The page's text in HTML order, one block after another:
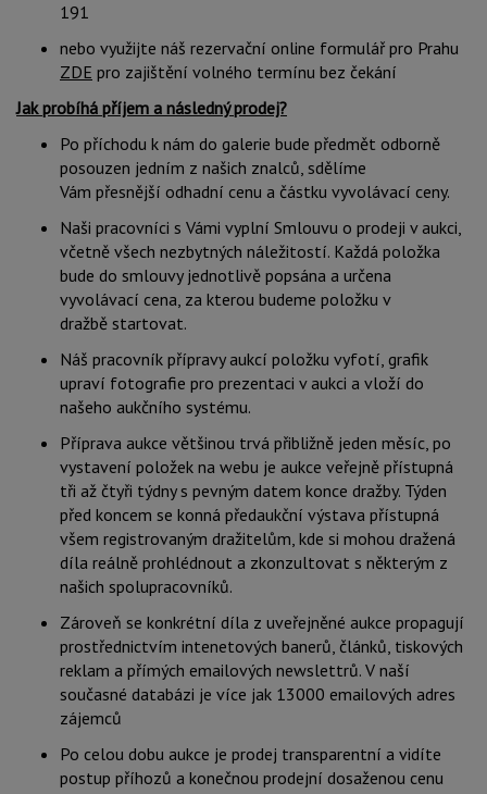
191
nebo využijte náš rezervační online formulář pro Prahu
ZDE pro zajištění volného termínu bez čekání
Jak probíhá příjem a následný prodej?
Po příchodu k nám do galerie bude předmět odborně
posouzen jedním z našich znalců, sdělíme
Vám přesnější odhadní cenu a částku vyvolávací ceny.
Naši pracovníci s Vámi vyplní Smlouvu o prodeji v aukci,
včetně všech nezbytných náležitostí. Každá položka
bude do smlouvy jednotlivě popsána a určena
vyvolávací cena, za kterou budeme položku v
dražbě startovat.
Náš pracovník přípravy aukcí položku vyfotí, grafik
upraví fotografie pro prezentaci v aukci a vloží do
našeho aukčního systému.
Příprava aukce většinou trvá přibližně jeden měsíc, po
vystavení položek na webu je aukce veřejně přístupná
tři až čtyři týdny s pevným datem konce dražby. Týden
před koncem se konná předaukční výstava přístupná
všem registrovaným dražitelům, kde si mohou dražená
díla reálně prohlédnout a zkonzultovat s některým z
našich spolupracovníků.
Zároveň se konkrétní díla z uveřejněné aukce propagují
prostřednictvím intenetových banerů, článků, tiskových
reklam a přímých emailových newslettrů. V naší
současné databázi je více jak 13000 emailových adres
zájemců
Po celou dobu aukce je prodej transparentní a vidíte
postup příhozů a konečnou prodejní dosaženou cenu